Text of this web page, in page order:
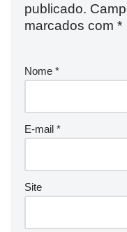
publicado.
marcados com *
Nome *
E-mail *
Site